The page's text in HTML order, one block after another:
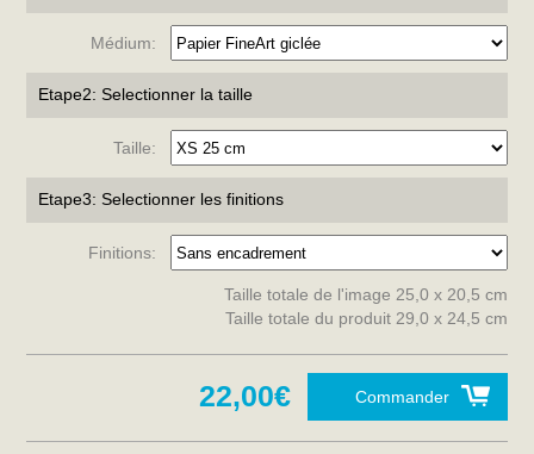
Médium:
Etape2: Selectionner la taille
Taille:
Etape3: Selectionner les finitions
Finitions:
Taille totale de l'image 25,0 x 20,5 cm
Taille totale du produit 29,0 x 24,5 cm
Commander
22,00€